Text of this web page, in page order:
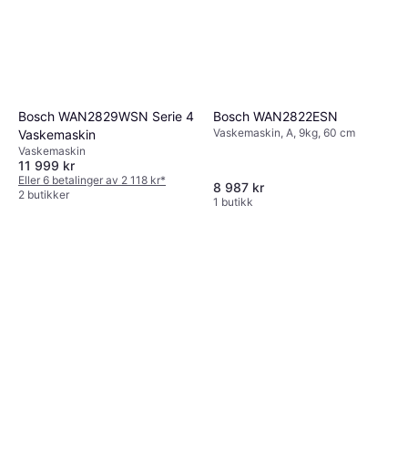
Bosch WAN2829WSN Serie 4
Vaskemaskin
Vaskemaskin
11 999 kr
Eller 6 betalinger av 2 118 kr*
2 butikker
Bosch WAN2822ESN
Vaskemaskin, A, 9kg, 60 cm
8 987 kr
1 butikk